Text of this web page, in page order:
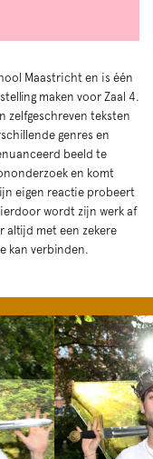
Maastricht en is één
maken voor Zaal 4.
zelfgeschreven teksten
genres en
beeld te
en komt
eigen reactie probeert
wordt zijn werk af
altijd met een zekere
kan verbinden.